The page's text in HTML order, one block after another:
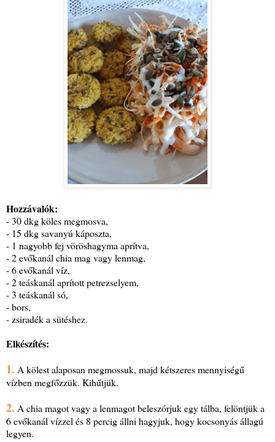
Hozzávalók:
- 30 dkg köles megmosva,
- 15 dkg savanyú káposzta,
- 1 nagyobb fej vöröshagyma aprítva,
- 2 evőkanál chia mag vagy lenmag,
- 6 evőkanál víz,
- 2 teáskanál aprított petrezselyem,
- 3 teáskanál só,
- bors,
- zsiradék a sütéshez.
Elkészítés:
1. A kölest alaposan megmossuk, majd kétszeres mennyiségű
vízben megfőzzük. Kihűtjük.
2. A chia magot vagy a lenmagot beleszórjuk egy tálba, felöntjük a
6 evőkanál vízzel és 8 percig állni hagyjuk, hogy kocsonyás állagú
legyen.